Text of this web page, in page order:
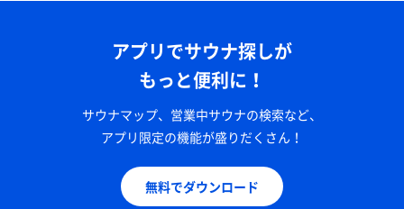
アプリでサウナ探しが
もっと便利に！
サウナマップ、営業中サウナの検索など、
アプリ限定の機能が盛りだくさん！
無料でダウンロード